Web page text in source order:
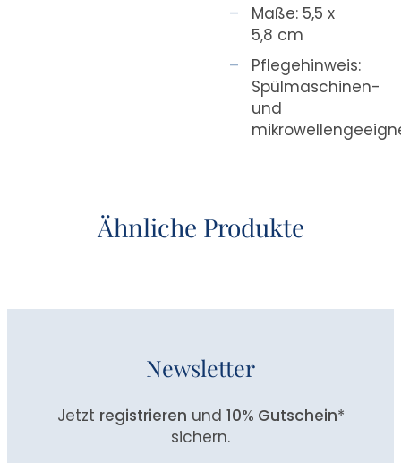
Maße: 5,5 x
5,8 cm
Pflegehinweis:
Spülmaschinen-
und
Ähnliche Produkte
Newsletter
Jetzt registrieren und 10% Gutschein*
sichern.